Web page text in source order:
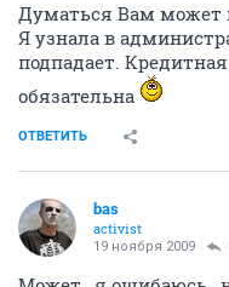
Думаться Вам может
Я узнала в
подпадает.
обязательна
ОТВЕТИТЬ
bas
activist
19 ноября 2009